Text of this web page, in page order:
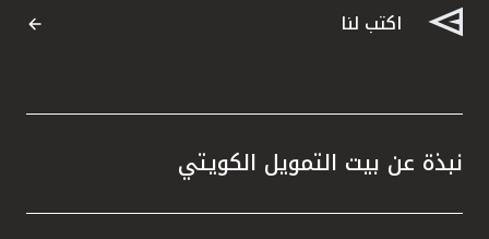
اكتب لنا
نبذة عن بيت التمويل الكويتي